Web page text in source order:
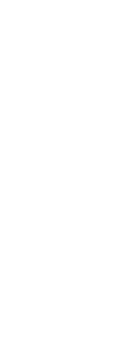
IPTS (Gabby)
(Ajeng)
(Martin)
(Irfan)
USD (Weibe)